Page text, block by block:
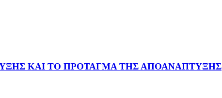
ΚΑΙ ΤΟ ΠΡΟΤΑΓΜΑ ΤΗΣ ΑΠΟΑΝΑΠΤΥΞΗΣ